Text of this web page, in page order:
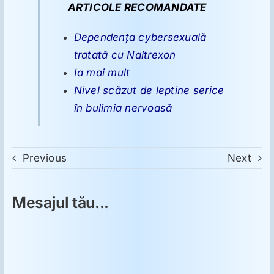
ARTICOLE RECOMANDATE
Dependenţa cybersexuală
tratată cu Naltrexon
Ia mai mult
Nivel scăzut de leptine serice
în bulimia nervoasă
Previous Next
Mesajul tău...